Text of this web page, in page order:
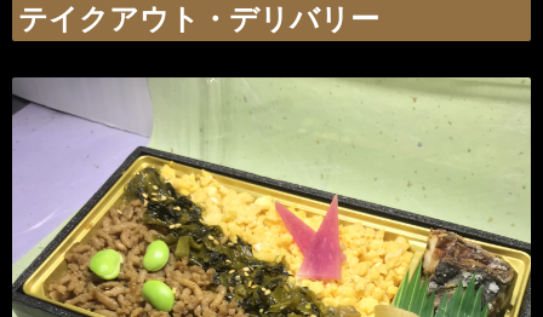
テイクアウト・デリバリー